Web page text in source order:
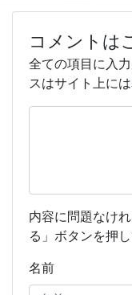
コメントは
全ての項目に入
スはサイト上に
内容に問題なけ
る」ボタンを押し
名前